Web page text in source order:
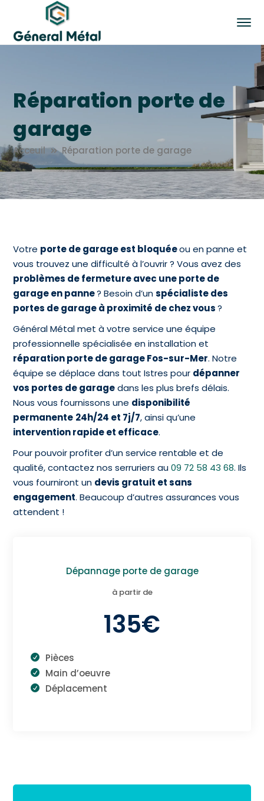
Réparation porte de
garage
Acceuil Réparation porte de garage
Votre porte de garage est bloquéeou en panne et
vous trouvez une difficulté à l’ouvrir ? Vous avez des
problèmes de fermeture avec une porte de
garage en panne? Besoin d’unspécialiste des
portes de garage à proximité de chez vous?
Général Métal met à votre service une équipe
professionnelle spécialisée en installation et
réparation porte de garage Fos-sur-Mer. Notre
équipe se déplace dans tout Istres pour dépanner
vos portes de garagedans les plus brefs délais.
Nous vous fournissons une disponibilité
permanente 24h/24 et 7j/7, ainsi qu’une
intervention rapide et efficace.
Pour pouvoir profiter d’un service rentable et de
qualité, contactez nos serruriers au09 72 58 43 68. Ils
vous fourniront un devis gratuit et sans
engagement. Beaucoup d’autres assurances vous
attendent !
Dépannage porte de garage
à partir de
135€
Pièces
Main d’oeuvre
Déplacement